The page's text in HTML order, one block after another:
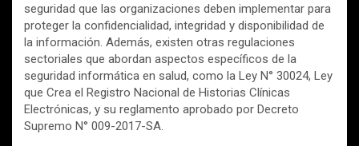
seguridad que las organizaciones deben implementar para
proteger la confidencialidad, integridad y disponibilidad de
la información. Además, existen otras regulaciones
sectoriales que abordan aspectos específicos de la
seguridad informática en salud, como la Ley N° 30024, Ley
que Crea el Registro Nacional de Historias Clínicas
Electrónicas, y su reglamento aprobado por Decreto
Supremo N° 009-2017-SA.